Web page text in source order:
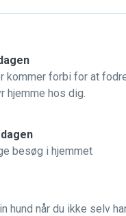
kommer forbi for at
hjemme hos dig.
besøg i hjemmet
hund når du ikke selv